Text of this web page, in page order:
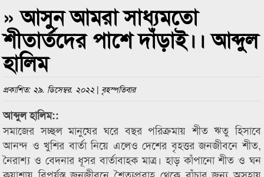
» আসুন আমরা সাধ্যমতো
শীতার্তদের পাশে দাঁড়াই।। আব্দুল
হালিম
প্রকাশিত: ২৯. ডিসেম্বর. ২০২২ | বৃহস্পতিবার
আব্দুল হালিম::
সমাজের সচ্ছল মানুষের ঘরে বছর পরিক্রমায় শীত ঋতু হিসাবে
আনন্দ ও খুশির বার্তা নিয়ে এলেও দেশের বৃহত্তর জনজীবনে শীত,
নৈরাশ্য ও বেদনার ধূসর বার্তাবাহক মাত্র। হাড় কাঁপানো শীত ও ঘন